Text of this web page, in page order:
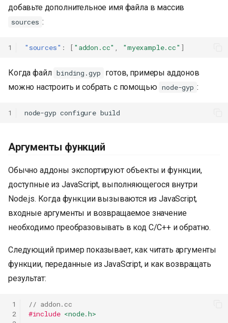
добавьте дополнительное имя файла в массив
sources :
1 "sources" : [ "addon.cc" , "myexample.cc" ]
Когда файл binding.gyp
готов, примеры аддонов
можно настроить и собрать с помощью node-gyp :
1 node-gyp configure
Аргументы функций
Обычно аддоны экспортируют объекты и функции,
доступные из JavaScript, выполняющегося внутри
Node.js. Когда функции вызываются из JavaScript,
входные аргументы и возвращаемое значение
необходимо преобразовывать в код C/C++ и обратно.
Следующий пример показывает, как читать аргументы
функции, переданные из JavaScript, и как возвращать
результат:
1
2
// addon.cc
#include <node.h>